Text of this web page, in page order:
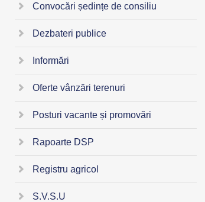
Convocări ședințe de consiliu
Dezbateri publice
Informări
Oferte vânzări terenuri
Posturi vacante și promovări
Rapoarte DSP
Registru agricol
S.V.S.U